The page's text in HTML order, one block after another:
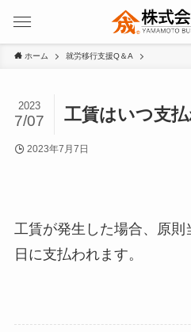
ホーム 就労移行支援Q＆A
工賃はいつ支
2023
7/07
2023年7月7日
工賃が発生した場合、原
日に支払われます。